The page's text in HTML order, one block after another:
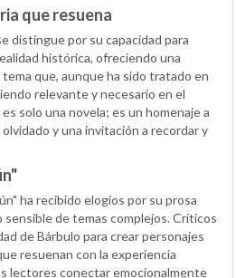
que resuena
distingue por su capacidad para
histórica, ofreciendo una
que, aunque ha sido tratado en
relevante y necesario en el
solo una novela; es un homenaje a
y una invitación a recordar y
ha recibido elogios por su prosa
de temas complejos. Críticos
de Bárbulo para crear personajes
resuenan con la experiencia
lectores conectar emocionalmente